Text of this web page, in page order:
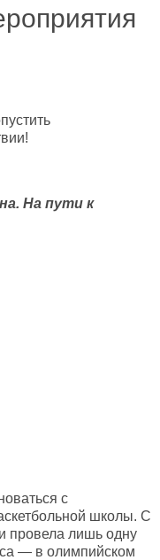
На пути к
с
школы. С
провела лишь одну
— в олимпийском